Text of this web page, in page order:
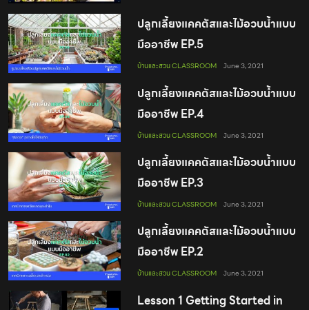
ปลูกเลี้ยงแคคตัสและไม้อวบน้ำแบบ
มืออาชีพ EP.5
บ้านและสวน CLASSROOM June 3, 2021
ปลูกเลี้ยงแคคตัสและไม้อวบน้ำแบบ
มืออาชีพ EP.4
บ้านและสวน CLASSROOM June 3, 2021
ปลูกเลี้ยงแคคตัสและไม้อวบน้ำแบบ
มืออาชีพ EP.3
บ้านและสวน CLASSROOM June 3, 2021
ปลูกเลี้ยงแคคตัสและไม้อวบน้ำแบบ
มืออาชีพ EP.2
บ้านและสวน CLASSROOM June 3, 2021
Lesson 1 Getting Started in